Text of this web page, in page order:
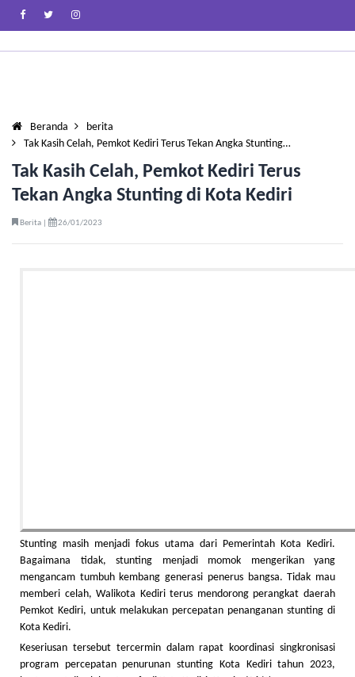
Beranda
berita
Tak Kasih Celah, Pemkot Kediri Terus Tekan Angka Stunting…
Tak Kasih Celah, Pemkot Kediri Terus
Tekan Angka Stunting di Kota Kediri
Berita | 26/01/2023
Stunting masih menjadi fokus utama dari Pemerintah Kota Kediri.
Bagaimana tidak, stunting menjadi momok mengerikan yang
mengancam tumbuh kembang generasi penerus bangsa. Tidak mau
memberi celah, Walikota Kediri terus mendorong perangkat daerah
Pemkot Kediri, untuk melakukan percepatan penanganan stunting di
Kota Kediri.
Keseriusan tersebut tercermin dalam rapat koordinasi singkronisasi
program percepatan penurunan stunting Kota Kediri tahun 2023,